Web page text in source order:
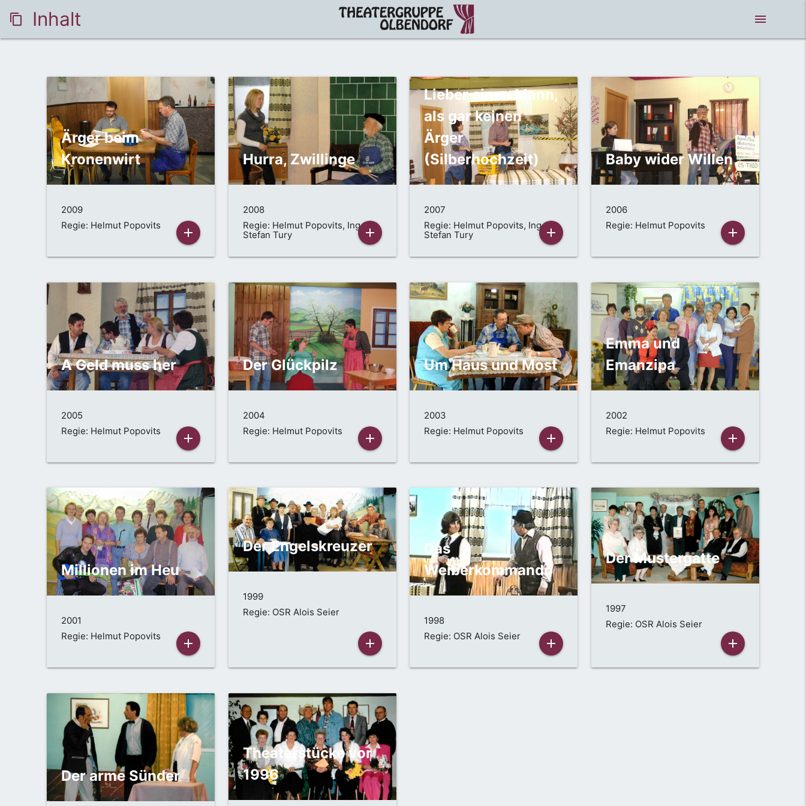
content_copy Inhalt menue
Ärger beim
Kronenwirt
2009
Regie: Helmut Popovits
add
Hurra, Zwillinge
2008
Regie: Helmut Popovits, Ing.
Stefan Tury
add
Lieber einen Mann,
als gar keinen
Ärger
(Silberhochzeit)
2007
Regie: Helmut Popovits, Ing.
Stefan Tury
add
Baby wider Willen
2006
Regie: Helmut Popovits
add
A Geld muss her
2005
Regie: Helmut Popovits
add
Der Glückpilz
2004
Regie: Helmut Popovits
add
Um Haus und Most
2003
Regie: Helmut Popovits
add
Emma und
Emanzipa
2002
Regie: Helmut Popovits
add
Millionen im Heu
2001
Regie: Helmut Popovits
add
Der Engelskreuzer
1999
Regie: OSR Alois Seier
add
Das
Weiberkommando
1998
Regie: OSR Alois Seier
add
Der Mustergatte
1997
Regie: OSR Alois Seier
add
Der arme Sünder
Theaterstücke vor
1996